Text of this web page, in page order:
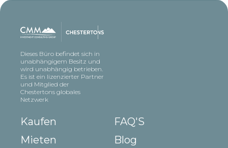
Dieses Büro befindet sich in
unabhängigem Besitz und
wird unabhängig betrieben.
Es ist ein lizenzierter Partner
und Mitglied der
Chestertons globales
Netzwerk
Kaufen
Mieten
FAQ'S
Blog